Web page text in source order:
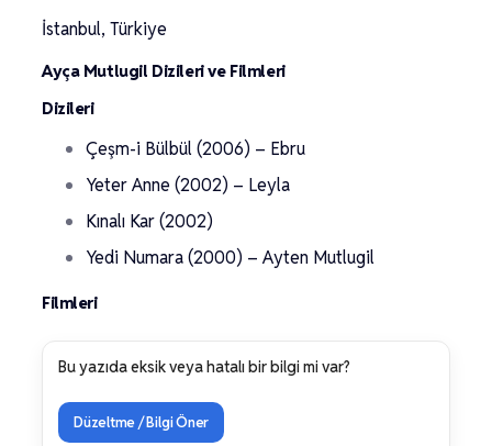
İstanbul, Türkiye
Ayça Mutlugil Dizileri ve Filmleri
Dizileri
Çeşm-i Bülbül (2006) – Ebru
Yeter Anne (2002) – Leyla
Kınalı Kar (2002)
Yedi Numara (2000) – Ayten Mutlugil
Filmleri
Bu yazıda eksik veya hatalı bir bilgi mi var?
Düzeltme / Bilgi Öner